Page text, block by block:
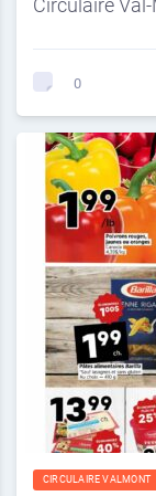
0
CIRCULAIRE VALMONT